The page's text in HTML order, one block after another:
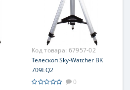
Максимальное полезное
увеличение, крат:
Код товара: 67957-02
Телескоп Sky-Watcher BK
709EQ2
0